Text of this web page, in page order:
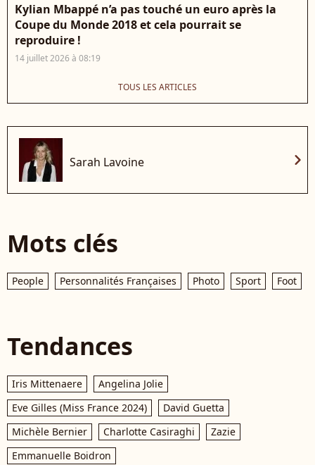
Kylian Mbappé n’a pas touché un euro après la
Coupe du Monde 2018 et cela pourrait se
reproduire !
14 juillet 2026 à 08:19
TOUS LES ARTICLES
Sarah Lavoine chevron_right
Mots clés
People Personnalités Françaises Photo Sport Foot
Tendances
Iris Mittenaere
Angelina Jolie
Eve Gilles (Miss France 2024)
David Guetta
Michèle Bernier
Charlotte Casiraghi
Zazie
Emmanuelle Boidron